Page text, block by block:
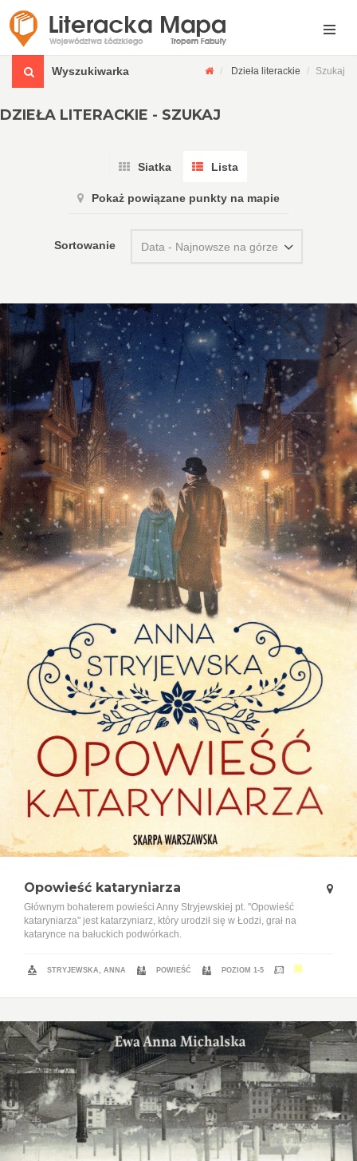
Wyszukiwarka Dzieła literackie Szukaj
DZIEŁA LITERACKIE - SZUKAJ
Siatka Lista
Pokaż powiązane punkty na mapie
Sortowanie Data - Najnowsze na górze
Opowieść kataryniarza
Głównym bohaterem powieści Anny Stryjewskiej pt. "Opowieść
kataryniarza" jest katarzyniarz, który urodził się w Łodzi, grał na
katarynce na bałuckich podwórkach.
STRYJEWSKA, ANNA POWIEŚĆ POZIOM 1-5